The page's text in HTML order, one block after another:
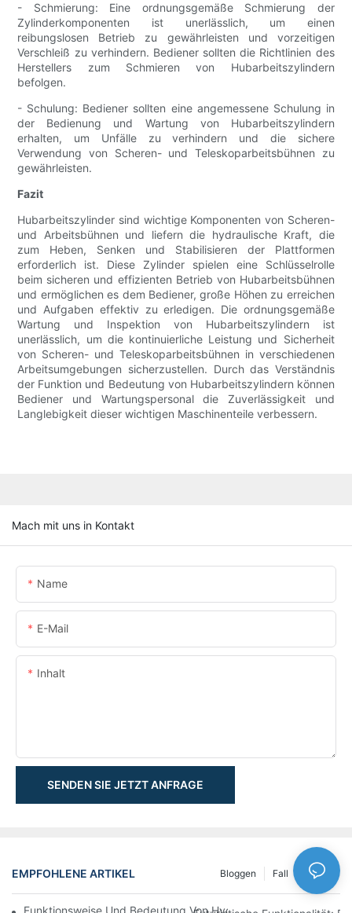
- Schmierung: Eine ordnungsgemäße Schmierung der
Zylinderkomponenten ist unerlässlich, um einen
reibungslosen Betrieb zu gewährleisten und vorzeitigen
Verschleiß zu verhindern. Bediener sollten die Richtlinien des
Herstellers zum Schmieren von Hubarbeitszylindern
befolgen.
- Schulung: Bediener sollten eine angemessene Schulung in
der Bedienung und Wartung von Hubarbeitszylindern
erhalten, um Unfälle zu verhindern und die sichere
Verwendung von Scheren- und Teleskoparbeitsbühnen zu
gewährleisten.
Fazit
Hubarbeitszylinder sind wichtige Komponenten von Scheren-
und Arbeitsbühnen und liefern die hydraulische Kraft, die
zum Heben, Senken und Stabilisieren der Plattformen
erforderlich ist. Diese Zylinder spielen eine Schlüsselrolle
beim sicheren und effizienten Betrieb von Hubarbeitsbühnen
und ermöglichen es dem Bediener, große Höhen zu erreichen
und Aufgaben effektiv zu erledigen. Die ordnungsgemäße
Wartung und Inspektion von Hubarbeitszylindern ist
unerlässlich, um die kontinuierliche Leistung und Sicherheit
von Scheren- und Teleskoparbeitsbühnen in verschiedenen
Arbeitsumgebungen sicherzustellen. Durch das Verständnis
der Funktion und Bedeutung von Hubarbeitszylindern können
Bediener und Wartungspersonal die Zuverlässigkeit und
Langlebigkeit dieser wichtigen Maschinenteile verbessern.
Mach mit uns in Kontakt
Name
E-Mail
Inhalt
SENDEN SIE JETZT ANFRAGE
EMPFOHLENE ARTIKEL NEWS
Fall
Bloggen